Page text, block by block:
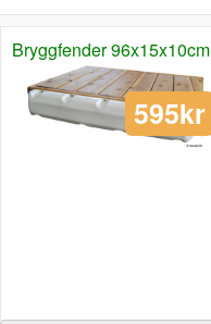
Bryggfender 96x15x10cm
595kr